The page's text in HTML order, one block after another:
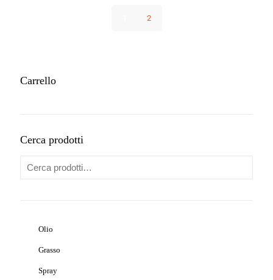
2
Carrello
Cerca prodotti
Olio
Grasso
Spray